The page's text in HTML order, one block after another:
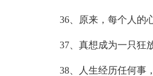
36、原来，每个人的
37、真想成为一只狂
38、人生经历任何事